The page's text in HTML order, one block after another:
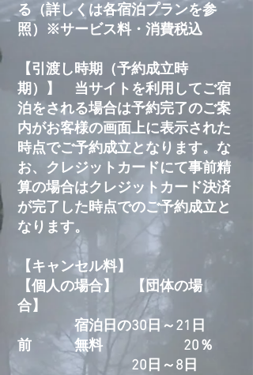
る（詳しくは各宿泊プランを参
照）※サービス料・消費税込
【引渡し時期（予約成立時
期）】 当サイトを利用してご宿
泊をされる場合は予約完了のご案
内がお客様の画面上に表示された
時点でご予約成立となります。な
お、クレジットカードにて事前精
算の場合はクレジットカード決済
が完了した時点でのご予約成立と
なります。
【キャンセル料】
【個人の場合】 【団体の場
合】
宿泊日の30日～21日
前 無料 20％
20日～8日